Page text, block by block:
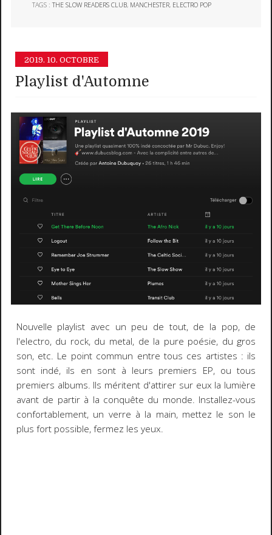
TAGS :THE SLOW READERS CLUB, MANCHESTER, ELECTRO POP
2019. 10. OCTOBRE
Playlist d'Automne
Nouvelle playlist avec un peu de tout, de la pop, de
l'electro, du rock, du metal, de la pure poésie, du gros
son, etc. Le point commun entre tous ces artistes : ils
sont indé, ils en sont à leurs premiers EP, ou tous
premiers albums. Ils méritent d'attirer sur eux la lumière
avant de partir à la conquête du monde. Installez-vous
confortablement, un verre à la main, mettez le son le
plus fort possible, fermez les yeux.